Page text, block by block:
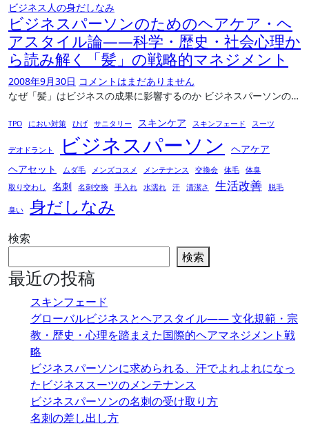
ビジネス人の身だしなみ
ビジネスパーソンのためのヘアケア・ヘ
アスタイル論――科学・歴史・社会心理か
ら読み解く「髪」の戦略的マネジメント
2008年9月30日 コメントはまだありません
なぜ「髪」はビジネスの成果に影響するのか ビジネスパーソンの…
TPO におい対策 ひげ サニタリー スキンケア スキンフェード スーツ
デオドラント ビジネスパーソン
ヘアケア
ヘアセット
ムダ毛 メンズコスメ メンテナンス 交換会 体毛
体臭
取り交わし
名刺 名刺交換 手入れ 水濡れ 汗 清潔さ 生活改善 脱毛
臭い 身だしなみ
検索
検索
最近の投稿
スキンフェード
グローバルビジネスとヘアスタイル―― 文化規範・宗
教・歴史・心理を踏まえた国際的ヘアマネジメント戦
略
ビジネスパーソンに求められる、汗でよれよれになっ
たビジネススーツのメンテナンス
ビジネスパーソンの名刺の受け取り方
名刺の差し出し方